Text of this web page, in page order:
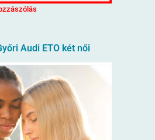
Audi ETO két női